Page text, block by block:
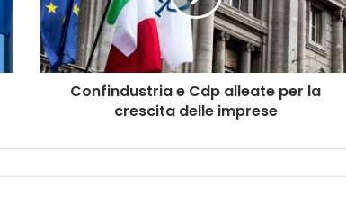
Confindustria e Cdp alleate per la
crescita delle imprese